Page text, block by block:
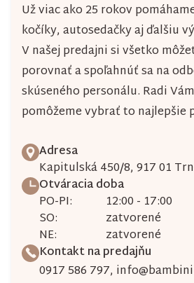
Už viac ako 25 rokov
kočíky, autosedačky aj ďalšiu
V našej predajni si všetko
porovnať a spoľahnúť sa na
skúseného personálu. Radi
pomôžeme vybrať to najlepšie
Adresa
Kapitulská 450/8, 917 01
Otváracia doba
PO-PI:
12:00 - 17:00
SO:
zatvorené
NE:
zatvorené
Kontakt na predajňu
0917 586 797,